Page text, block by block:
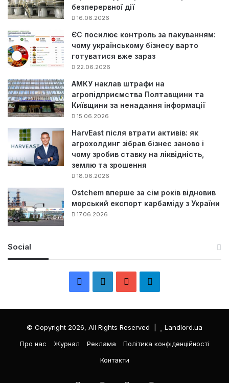
безперервної дії
16.06.2026
ЄС посилює контроль за пакуванням:
чому українському бізнесу варто
готуватися вже зараз
22.06.2026
АМКУ наклав штрафи на
агропідприємства Полтавщини та
Київщини за ненадання інформації
15.06.2026
HarvEast після втрати активів: як
агрохолдинг зібрав бізнес заново і
чому зробив ставку на ліквідність,
землю та зрошення
18.06.2026
Ostchem вперше за сім років відновив
морський експорт карбаміду з України
17.06.2026
Social
c
e
n
k
e
T
л
е
© Copyright 2026, All Rights Reserved |
Landlord.ua
Про нас
Журнал Реклама
Політика конфіденційності
Контакти